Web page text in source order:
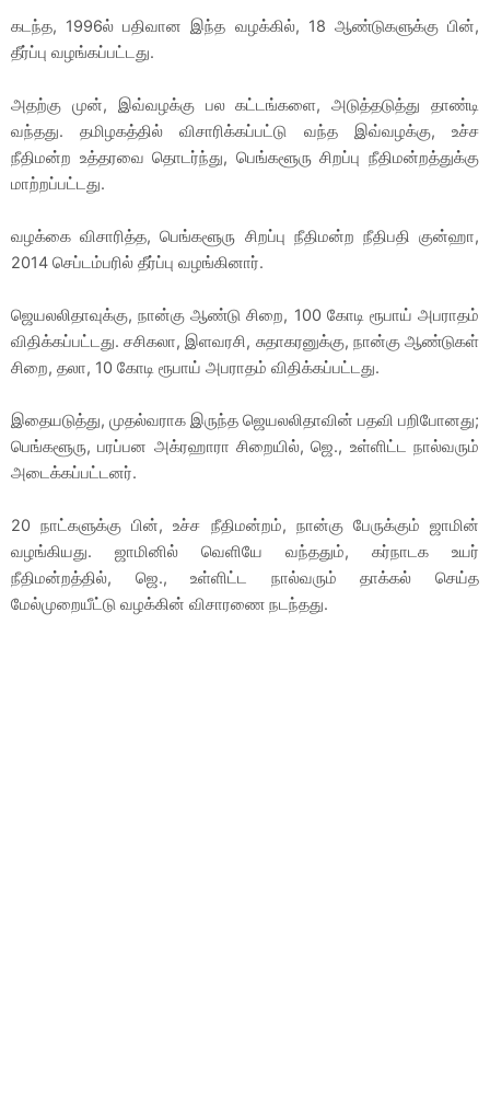
கடந்த, 1996ல் பதிவான இந்த வழக்கில், 18 ஆண்டுகளுக்கு பின்,
தீர்ப்பு வழங்கப்பட்டது.
அதற்கு முன், இவ்வழக்கு பல கட்டங்களை, அடுத்தடுத்து தாண்டி
வந்தது. தமிழகத்தில் விசாரிக்கப்பட்டு வந்த இவ்வழக்கு, உச்ச
நீதிமன்ற உத்தரவை தொடர்ந்து, பெங்களூரு சிறப்பு நீதிமன்றத்துக்கு
மாற்றப்பட்டது.
வழக்கை விசாரித்த, பெங்களூரு சிறப்பு நீதிமன்ற நீதிபதி குன்ஹா,
2014 செப்டம்பரில் தீர்ப்பு வழங்கினார்.
ஜெயலலிதாவுக்கு, நான்கு ஆண்டு சிறை, 100 கோடி ரூபாய் அபராதம்
விதிக்கப்பட்டது. சசிகலா, இளவரசி, சுதாகரனுக்கு, நான்கு ஆண்டுகள்
சிறை, தலா, 10 கோடி ரூபாய் அபராதம் விதிக்கப்பட்டது.
இதையடுத்து, முதல்வராக இருந்த ஜெயலலிதாவின் பதவி பறிபோனது;
பெங்களூரு, பரப்பன அக்ரஹாரா சிறையில், ஜெ., உள்ளிட்ட நால்வரும்
அடைக்கப்பட்டனர்.
20 நாட்களுக்கு பின், உச்ச நீதிமன்றம், நான்கு பேருக்கும் ஜாமின்
வழங்கியது. ஜாமினில் வெளியே வந்ததும், கர்நாடக உயர்
நீதிமன்றத்தில், ஜெ., உள்ளிட்ட நால்வரும் தாக்கல் செய்த
மேல்முறையீட்டு வழக்கின் விசாரணை நடந்தது.